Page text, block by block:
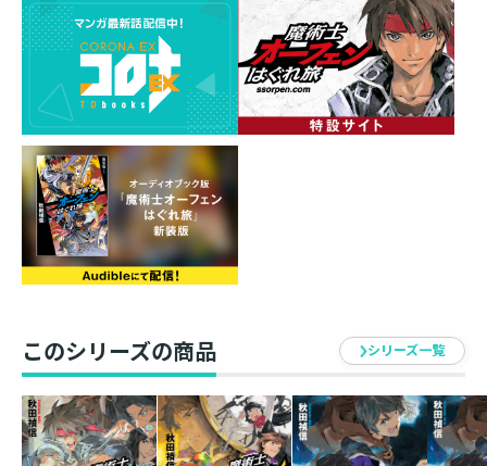
この地への侵攻を開始する。彼女を迎え撃つ、オーフェ
ン・フィンランディは魔術学校の校長室で今後の対処を
練っていた。残す選択は決戦のみ。多数の負傷者を出
し、半壊した戦術騎士団で戦う他ない。そして、もう一
つの可能性に未来を託す。つまりは≪鋏≫──魔剣オー
ロラサークルを送った、はぐれ者に。20年以上の時を経
て、今、原大陸は激しい変化の刻を迎える。嵐の先にな
にが待つのか、まだ誰も分かっていない。恐らくは、ま
だ、きっと……。新シリーズ最終章。伝説の終わりが始
まる！
このシリーズの商品 シリーズ一覧